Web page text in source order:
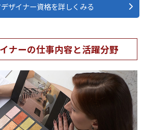
ザイナー資格を詳しくみる
ナーの仕事内容と活躍分野